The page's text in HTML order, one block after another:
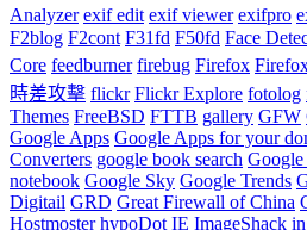
Analyzer exif edit exif viewer exifpro
F2blog F2cont F31fd F50fd Face
Core feedburner firebug Firefox
時差攻擊 flickr Flickr Explore fotolog
Themes FreeBSD FTTB gallery GFW
Google Apps Google Apps for your
Converters google book search Google
notebook Google Sky Google Trends
Digitail GRD Great Firewall of China
Hostmoster hypoDot IE ImageShack